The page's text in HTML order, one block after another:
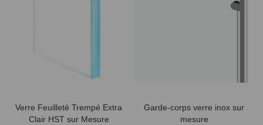
Verre Feuilleté Trempé Extra
Clair HST sur Mesure
Garde-corps verre inox sur
mesure